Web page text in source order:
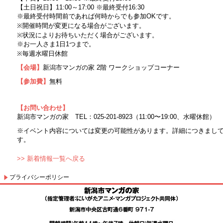
【土日祝日】11:00～17:00 ※最終受付16:30
※最終受付時間前であれば何時からでも参加OKです。
※開催時間が変更になる場合がございます。
※状況によりお待ちいただく場合がございます。
※お一人さま1日1つまで。
※毎週水曜日休館
【会場】 新潟市マンガの家 2階 ワークショップコーナー
【参加費】 無料
【お問い合わせ】
新潟市マンガの家 TEL：025-201-8923（11:00〜19:00、水曜休館）
※イベント内容については変更の可能性があります。詳細につきまし
す。
>> 新着情報一覧へ戻る
プライバシーポリシー